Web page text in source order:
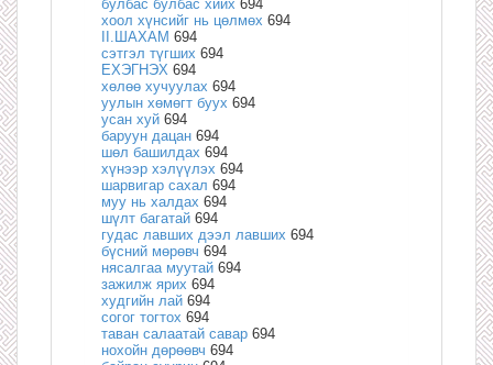
булбас булбас хийх 694
хоол хүнсийг нь цөлмөх 694
II.ШАХАМ 694
сэтгэл түгших 694
ЕХЭГНЭХ 694
хөлөө хучуулах 694
уулын хөмөгт буух 694
усан хуй 694
баруун дацан 694
шөл башилдах 694
хүнээр хэлүүлэх 694
шарвигар сахал 694
муу нь халдах 694
шүлт багатай 694
гудас лавших дээл лавших 694
бүсний мөрөвч 694
нясалгаа муутай 694
зажилж ярих 694
худгийн лай 694
согог тогтох 694
таван салаатай савар 694
нохойн дөрөөвч 694